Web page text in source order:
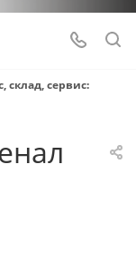
сервис: